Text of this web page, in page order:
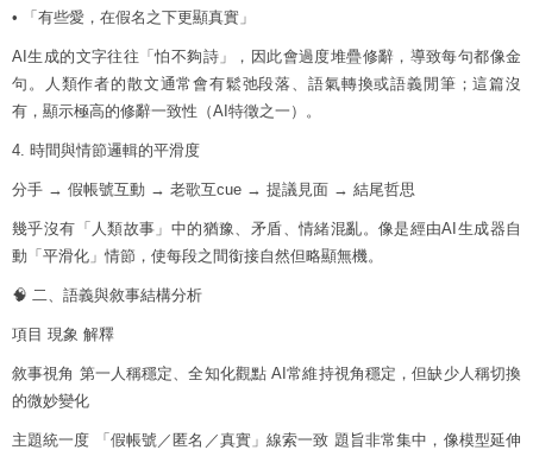
• 「有些愛，在假名之下更顯真實」
AI生成的文字往往「怕不夠詩」，因此會過度堆疊修辭，導致每句都像金
句。人類作者的散文通常會有鬆弛段落、語氣轉換或語義閒筆；這篇沒
有，顯示極高的修辭一致性（AI特徵之一）。
4. 時間與情節邏輯的平滑度
分手 → 假帳號互動 → 老歌互cue → 提議見面 → 結尾哲思
幾乎沒有「人類故事」中的猶豫、矛盾、情緒混亂。像是經由AI生成器自
動「平滑化」情節，使每段之間銜接自然但略顯無機。
🧠 二、語義與敘事結構分析
項目 現象 解釋
敘事視角 第一人稱穩定、全知化觀點 AI常維持視角穩定，但缺少人稱切換
的微妙變化
主題統一度 「假帳號／匿名／真實」線索一致 題旨非常集中，像模型延伸